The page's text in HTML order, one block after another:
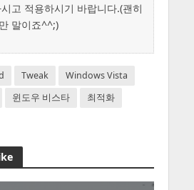
고 적용하시기 바랍니다.(괜히
말이죠^^;)
Tweak
Windows Vista
윈도우 비스타
최적화